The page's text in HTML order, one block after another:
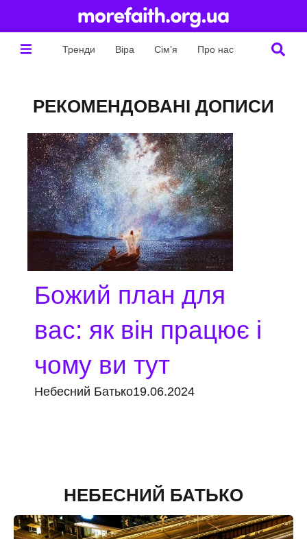
Тренди Віра Сім’я Про нас
РЕКОМЕНДОВАНІ ДОПИСИ
Божий план для
вас: як він працює і
чому ви тут
Небесний Батько19.06.2024
НЕБЕСНИЙ БАТЬКО